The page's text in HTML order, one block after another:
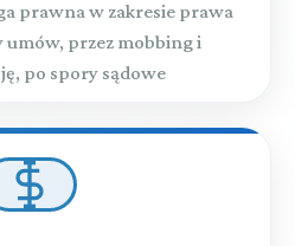
prawna w zakresie prawa
umów, przez mobbing i
po spory sądowe